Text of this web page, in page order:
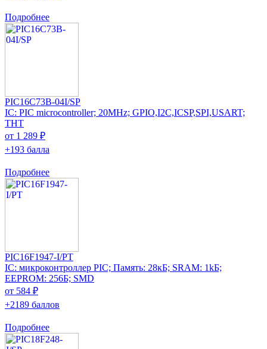
Подробнее
PIC16C73B-04I/SP
IC: PIC microcontroller; 20MHz; GPIO,I2C,ICSP,SPI,USART;
THT
от 1 289 ₽
+193 балла
Подробнее
PIC16F1947-I/PT
IC: микроконтроллер PIC; Память: 28кБ; SRAM: 1kБ;
EEPROM: 256Б; SMD
от 584 ₽
+2189 баллов
Подробнее